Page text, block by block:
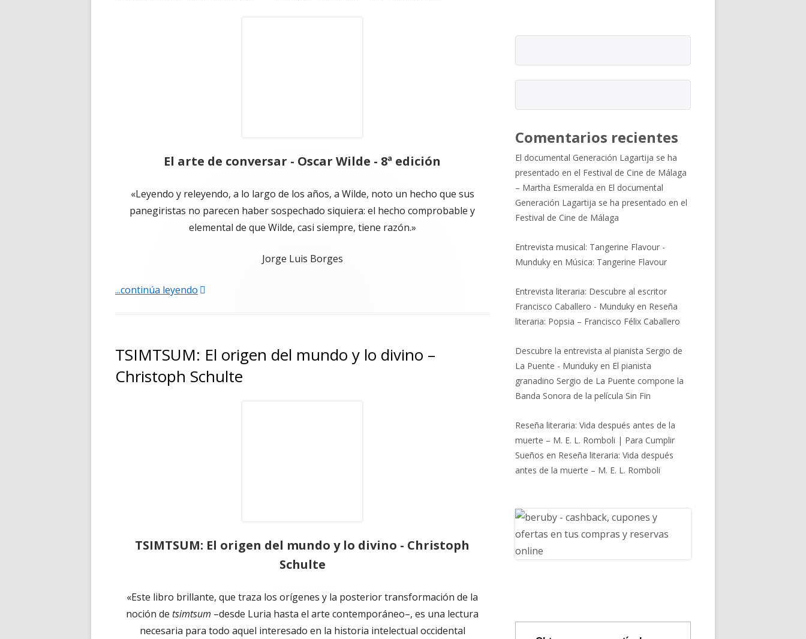
El arte de conversar - Oscar Wilde - 8ª edición
«Leyendo y releyendo, a lo largo de los años, a Wilde, noto un hecho que sus
panegiristas no parecen haber sospechado siquiera: el hecho comprobable y
elemental de que Wilde, casi siempre, tiene razón.»
Jorge Luis Borges
...continúa leyendo "El arte de conversar – Oscar Wilde – 8ª edición"
TSIMTSUM: El origen del mundo y lo divino –
Christoph Schulte
TSIMTSUM: El origen del mundo y lo divino - Christoph
Schulte
«Este libro brillante, que traza los orígenes y la posterior transformación de la
noción detsimtsum –desde Luria hasta el arte contemporáneo–, es una lectura
necesaria para todo aquel interesado en la historia intelectual occidental
Comentarios recientes
El documental Generación Lagartija se ha
presentado en el Festival de Cine de Málaga
– Martha Esmeralda en El documental
Generación Lagartija se ha presentado en el
Festival de Cine de Málaga
Entrevista musical: Tangerine Flavour -
Munduky en Música: Tangerine Flavour
Entrevista literaria: Descubre al escritor
Francisco Caballero - Munduky en Reseña
literaria: Popsia – Francisco Félix Caballero
Descubre la entrevista al pianista Sergio de
La Puente - Munduky en El pianista
granadino Sergio de La Puente compone la
Banda Sonora de la película Sin Fin
Reseña literaria: Vida después antes de la
muerte – M. E. L. Romboli | Para Cumplir
Sueños en Reseña literaria: Vida después
antes de la muerte – M. E. L. Romboli